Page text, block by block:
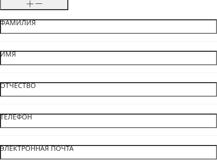
ФАМИЛИЯ
ИМЯ
ОТЧЕСТВО
ТЕЛЕФОН
ЭЛЕКТРОННАЯ ПОЧТА